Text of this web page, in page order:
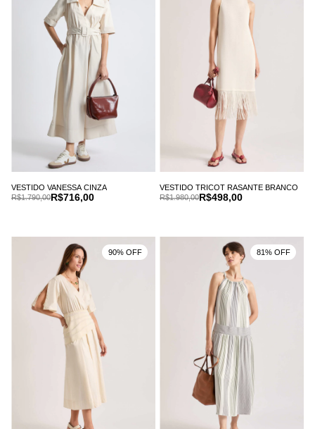
VESTIDO VANESSA CINZA
R$716,00
R$1.790,00
VESTIDO TRICOT RASANTE BRANCO
R$498,00
R$1.980,00
90% OFF 81% OFF